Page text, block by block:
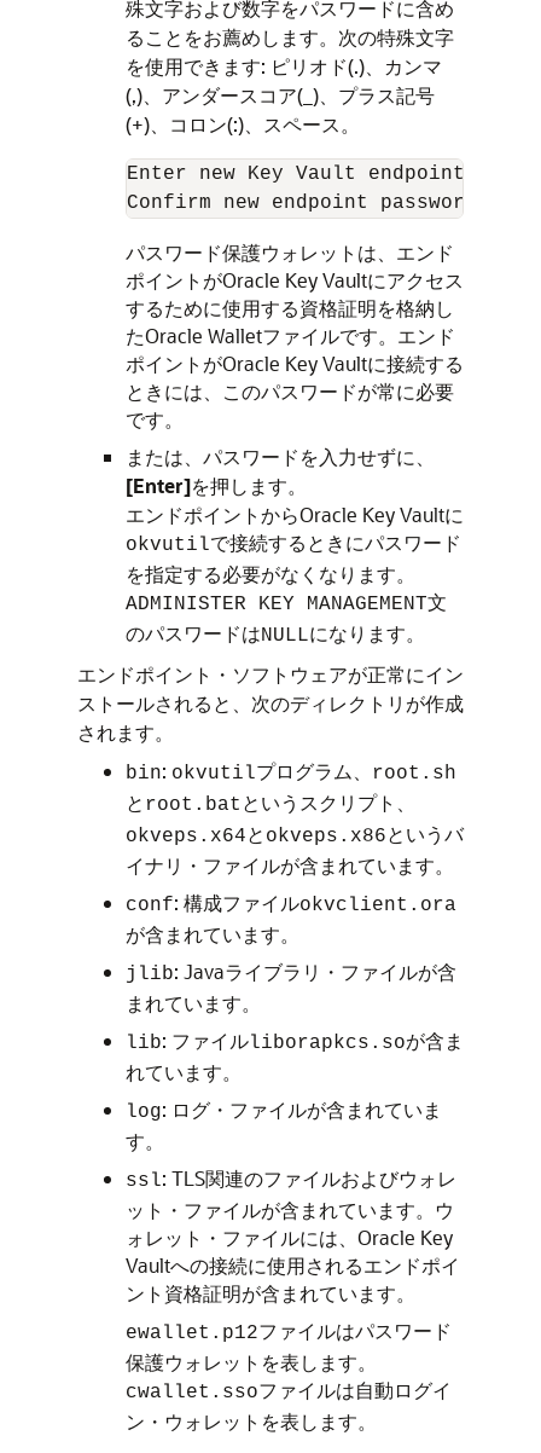
殊文字および数字をパスワードに含め
ることをお薦めします。次の特殊文字
を使用できます: ピリオド(.)、カンマ
(,)、アンダースコア(_)、プラス記号
(+)、コロン(:)、スペース。
Enter new Key Vault endpoint
Confirm new endpoint password:
パスワード保護ウォレットは、エンド
ポイントがOracle Key Vaultにアクセス
するために使用する資格証明を格納し
たOracle Walletファイルです。エンド
ポイントがOracle Key Vaultに接続する
ときには、このパスワードが常に必要
です。
または、パスワードを入力せずに、
[Enter]を押します。
エンドポイントからOracle Key Vaultに
okvutilで接続するときにパスワード
を指定する必要がなくなります。
ADMINISTER KEY MANAGEMENT文
のパスワードはNULLになります。
エンドポイント・ソフトウェアが正常にイン
ストールされると、次のディレクトリが作成
されます。
bin: okvutilプログラム、 root.sh
と root.bat というスクリプト、
okveps.x64と okveps.x86というバ
イナリ・ファイルが含まれています。
conf: 構成ファイルokvclient.ora
が含まれています。
jlib: Javaライブラリ・ファイルが含
まれています。
lib: ファイルliborapkcs.soが含ま
れています。
log: ログ・ファイルが含まれていま
す。
ssl: TLS関連のファイルおよびウォレ
ット・ファイルが含まれています。ウ
ォレット・ファイルには、Oracle Key
Vaultへの接続に使用されるエンドポイ
ント資格証明が含まれています。
ewallet.p12ファイルはパスワード
保護ウォレットを表します。
cwallet.ssoファイルは自動ログイ
ン・ウォレットを表します。